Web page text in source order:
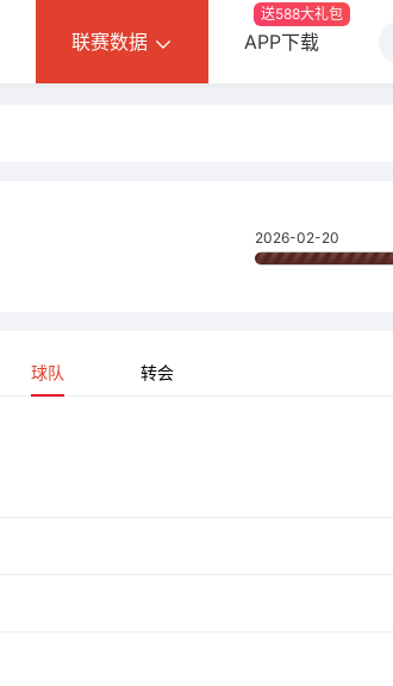
联赛数据 APP下载
送588大礼包
2026-02-20
球队 转会